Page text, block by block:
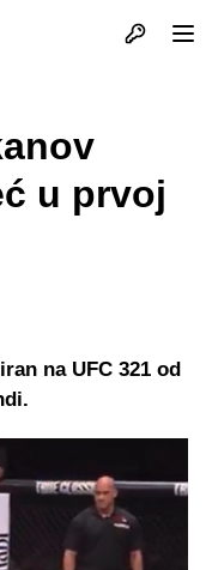
Otvori profil
u prvoj
na UFC 321 od